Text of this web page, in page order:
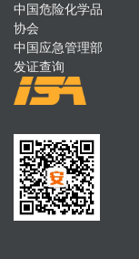
中国危险化学品
协会
中国应急管理部
发证查询